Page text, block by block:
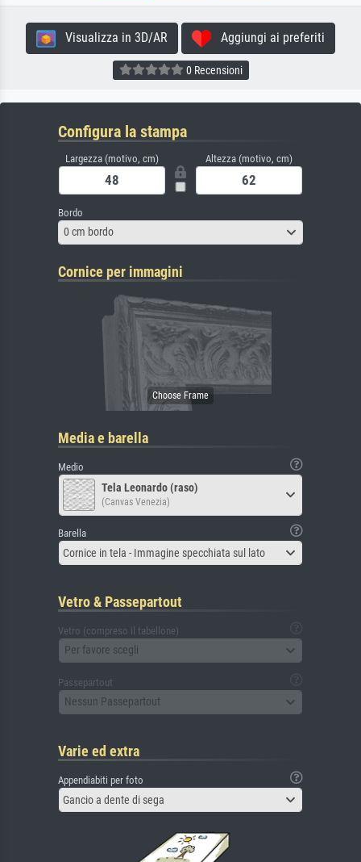
Visualizza in 3D/AR Aggiungi ai preferiti
0 Recensioni
Configura la stampa
Largezza (motivo, cm) Altezza (motivo, cm)
Bordo
0 cm bordo
Cornice per immagini
Media e barella
Medio
Tela Leonardo (raso)
(Canvas Venezia)
Barella
Cornice in tela - Immagine specchiata sul lato
Vetro & Passepartout
Vetro (compreso il tabellone)
Per favore scegli
Passepartout
Nessun Passepartout
Varie ed extra
Appendiabiti per foto
Gancio a dente di sega